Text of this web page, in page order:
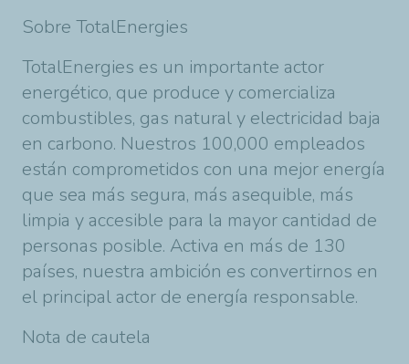
Sobre TotalEnergies
TotalEnergies es un importante actor
energético, que produce y comercializa
combustibles, gas natural y electricidad baja
en carbono. Nuestros 100,000 empleados
están comprometidos con una mejor energía
que sea más segura, más asequible, más
limpia y accesible para la mayor cantidad de
personas posible. Activa en más de 130
países, nuestra ambición es convertirnos en
el principal actor de energía responsable.
Nota de cautela